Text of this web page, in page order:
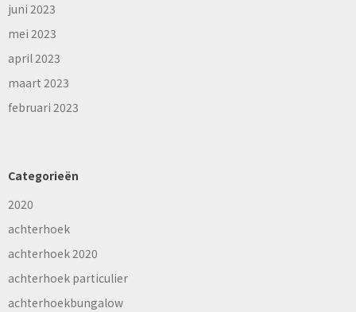
juni 2023
mei 2023
april 2023
maart 2023
februari 2023
Categorieën
2020
achterhoek
achterhoek 2020
achterhoek particulier
achterhoekbungalow